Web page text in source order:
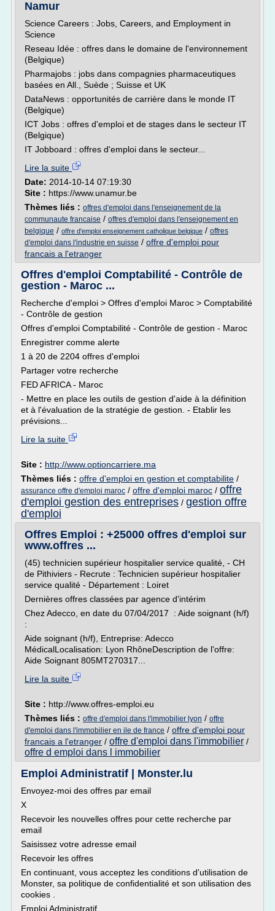
Namur
Science Careers : Jobs, Careers, and Employment in
Science
Reseau Idée : offres dans le domaine de l'environnement
(Belgique)
Pharmajobs : jobs dans compagnies pharmaceutiques
basées en All., Suède ; Suisse et UK
DataNews : opportunités de carrière dans le monde IT
(Belgique)
ICT Jobs : offres d'emploi et de stages dans le secteur IT
(Belgique)
IT Jobboard : offres d'emploi dans le secteur...
Lire la suite
Date: 2014-10-14 07:19:30
Site : https://www.unamur.be
Thèmes liés : offres d'emploi dans l'enseignement de la
communaute francaise / offres d'emploi dans l'enseignement en
belgique / offre d'emploi enseignement catholique belgique / offres
d'emploi dans l'industrie en suisse / offre d'emploi pour
francais a l'etranger
Offres d'emploi Comptabilité - Contrôle de
gestion - Maroc ...
Recherche d'emploi > Offres d'emploi Maroc > Comptabilité
- Contrôle de gestion
Offres d'emploi Comptabilité - Contrôle de gestion - Maroc
Enregistrer comme alerte
1 à 20 de 2204 offres d'emploi
Partager votre recherche
FED AFRICA - Maroc
- Mettre en place les outils de gestion d'aide à la définition
et à l'évaluation de la stratégie de gestion. - Etablir les
prévisions...
Lire la suite
Site : http://www.optioncarriere.ma
Thèmes liés : offre d'emploi en gestion et comptabilite /
assurance offre d'emploi maroc / offre d'emploi maroc / offre
d'emploi gestion des entreprises / gestion offre
d'emploi
Offres Emploi : +25000 offres d'emploi sur
www.offres ...
(45) technicien supérieur hospitalier service qualité, - CH
de Pithiviers - Recrute : Technicien supérieur hospitalier
service qualité - Département : Loiret
Dernières offres classées par agence d'intérim
Chez Adecco, en date du 07/04/2017 : Aide soignant (h/f)
:
Aide soignant (h/f), Entreprise: Adecco
MédicalLocalisation: Lyon RhôneDescription de l'offre:
Aide Soignant 805MT270317...
Lire la suite
Site : http://www.offres-emploi.eu
Thèmes liés : offre d'emploi dans l'immobilier lyon / offre
d'emploi dans l'immobilier en ile de france / offre d'emploi pour
francais a l'etranger / offre d'emploi dans l'immobilier /
offre d emploi dans l immobilier
Emploi Administratif | Monster.lu
Envoyez-moi des offres par email
X
Recevoir les nouvelles offres pour cette recherche par
email
Saisissez votre adresse email
Recevoir les offres
En continuant, vous acceptez les conditions d'utilisation de
Monster, sa politique de confidentialité et son utilisation des
cookies .
Emploi Administratif